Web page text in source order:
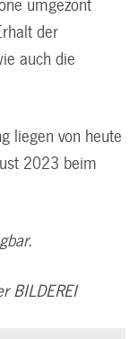
umgezont
der
auch die
liegen von heute
2023 beim
BILDEREI